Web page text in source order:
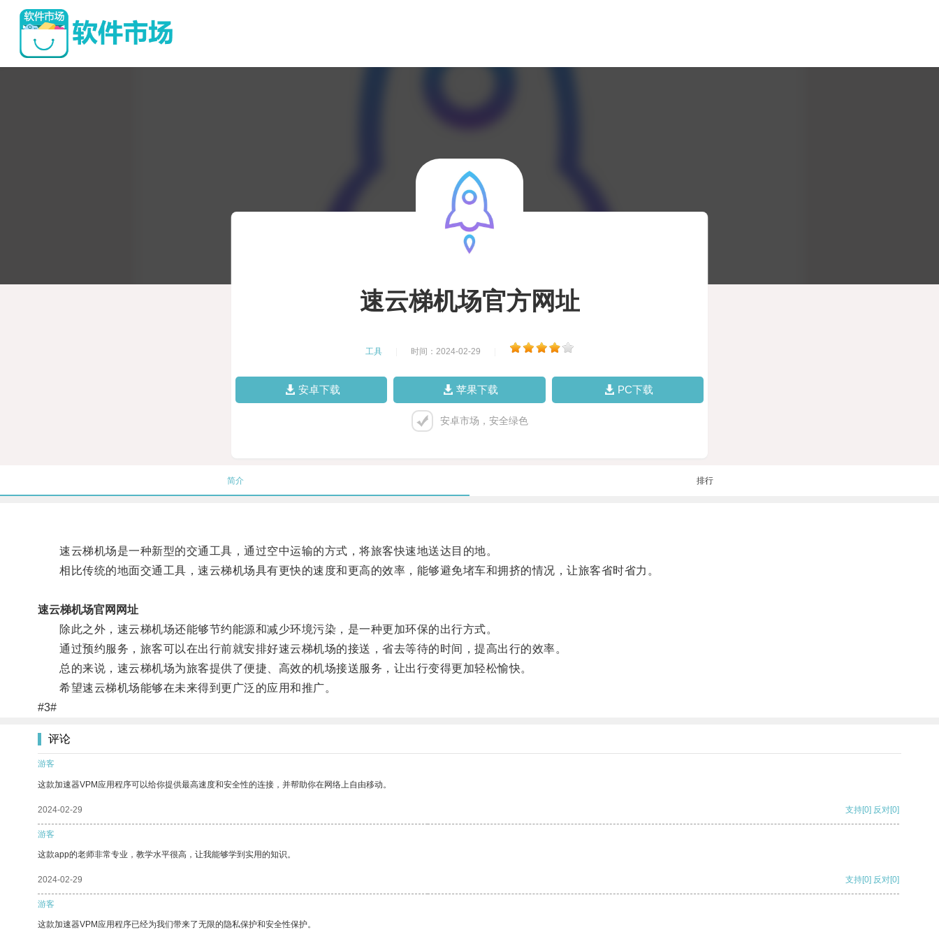
速云梯机场官方网址
工具 时间：2024-02-29
安卓下载 苹果下载 PC下载
安卓市场，安全绿色
简介 排行
速云梯机场是一种新型的交通工具，通过空中运输的方式，将旅客快速地送达目的地。
相比传统的地面交通工具，速云梯机场具有更快的速度和更高的效率，能够避免堵车和拥挤的情况，让旅客省时省力。
速云梯机场官网网址
除此之外，速云梯机场还能够节约能源和减少环境污染，是一种更加环保的出行方式。
通过预约服务，旅客可以在出行前就安排好速云梯机场的接送，省去等待的时间，提高出行的效率。
总的来说，速云梯机场为旅客提供了便捷、高效的机场接送服务，让出行变得更加轻松愉快。
希望速云梯机场能够在未来得到更广泛的应用和推广。
#3#
评论
游客
这款加速器VPM应用程序可以给你提供最高速度和安全性的连接，并帮助你在网络上自由移动。
2024-02-29 支持[0] 反对[0]
游客
这款app的老师非常专业，教学水平很高，让我能够学到实用的知识。
2024-02-29 支持[0] 反对[0]
游客
这款加速器VPM应用程序已经为我们带来了无限的隐私保护和安全性保护。